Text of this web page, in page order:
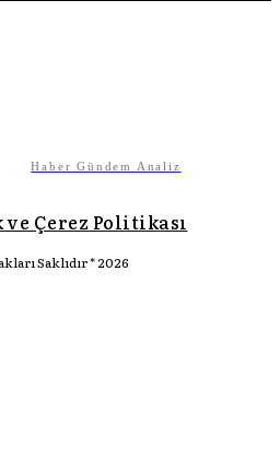
Haber Gündem Analiz
Çerez Politikası
Saklıdır * 2026